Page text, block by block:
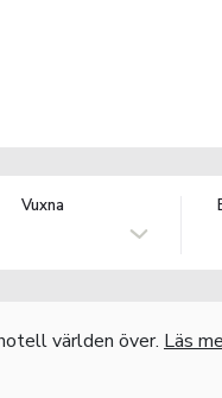
Vuxna
världen över. Läs